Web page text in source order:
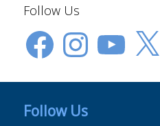
Follow Us
FacebookInstagramYouTube
X
Follow Us